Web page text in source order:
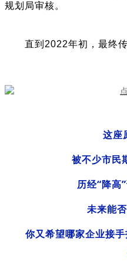
规划局审核。
直到2022年初，最终
这座
被不少市民
历经“降高
未来能
你又希望哪家企业接